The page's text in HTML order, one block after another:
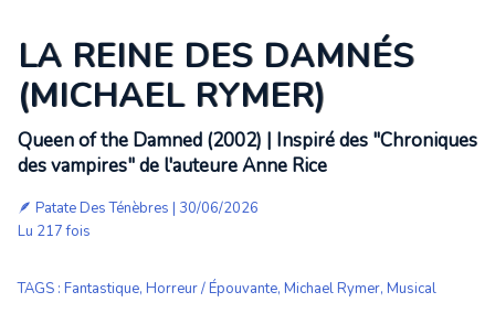
LA REINE DES DAMNÉS
(MICHAEL RYMER)
Queen of the Damned (2002) | Inspiré des "Chroniques
des vampires" de l'auteure Anne Rice
🪶 Patate Des Ténèbres | 30/06/2026
Lu 217 fois
TAGS : Fantastique, Horreur / Épouvante, Michael Rymer, Musical